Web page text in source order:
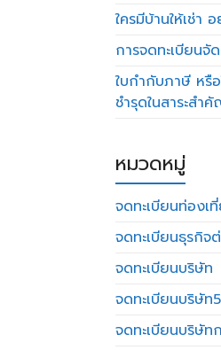
ใครมีบ้านให้เช่า
การจดทะเบียนจั
ใบกำกับภาษี หรื
ชำรุดในสาระสำ
หมวดหมู่
จดทะเบียนท่องเ
จดทะเบียนธุรกิจ
จดทะเบียนบริษัท
จดทะเบียนบริษัท
จดทะเบียนบริษัท